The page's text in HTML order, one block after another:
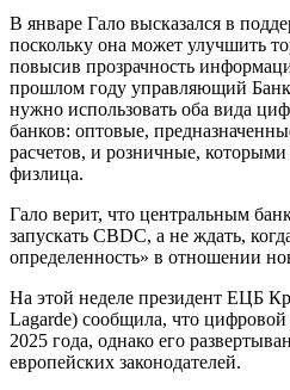
В январе Гало высказался в
поскольку она может улучшить
повысив прозрачность
прошлом году управляющий
нужно использовать оба вида
банков: оптовые,
расчетов, и розничные, которыми
физлица.
Гало верит, что центральным
запускать CBDC, а не ждать,
определенность» в отношении
На этой неделе президент ЕЦБ
Lagarde) сообщила, что цифровой
2025 года, однако его
европейских законодателей.